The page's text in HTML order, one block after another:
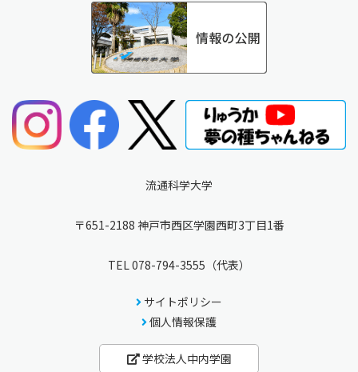
流通科学大学
〒651-2188 神戸市西区学園西町3丁目1番
TEL078-794-3555 （代表）
サイトポリシー
個人情報保護
学校法人中内学園